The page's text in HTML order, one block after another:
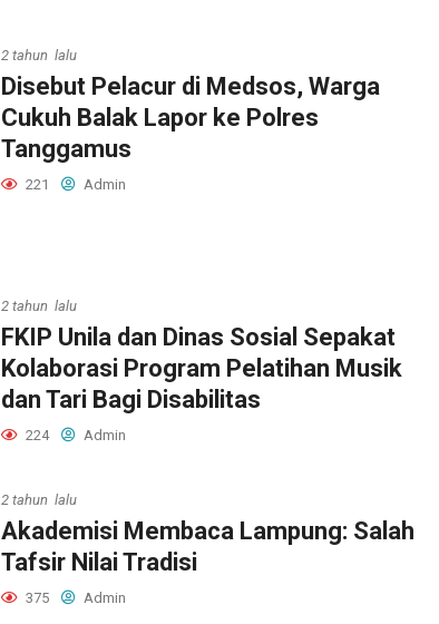
2 tahun lalu
Disebut Pelacur di Medsos, Warga
Cukuh Balak Lapor ke Polres
Tanggamus
221 Admin
2 tahun lalu
FKIP Unila dan Dinas Sosial Sepakat
Kolaborasi Program Pelatihan Musik
dan Tari Bagi Disabilitas
224 Admin
2 tahun lalu
Akademisi Membaca Lampung: Salah
Tafsir Nilai Tradisi
375 Admin